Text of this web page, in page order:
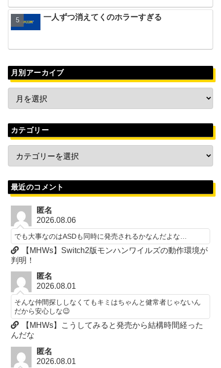
一人ずつ消えてくのホラーすぎる
月別アーカイブ
カテゴリー
最近のコメント
匿名
2026.08.06
でも大事なのはASDも同時に発売されるかなんだよな…
【MHWs】Switch2版モンハンワイルズの動作環境が
判明！
匿名
2026.08.01
そんな仲間探ししなくてもキミはちゃんと健常者じゃないん
だから安心しな😉
【MHWs】こうしてみると発売から結構時間経った
んだな
匿名
2026.08.01